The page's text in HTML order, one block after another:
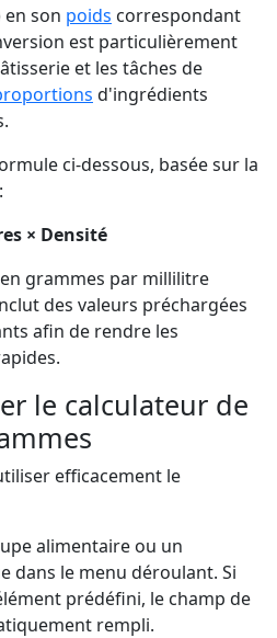
son poids correspondant
est particulièrement
et les tâches de
d'ingrédients
ci-dessous, basée sur la
× Densité
grammes par millilitre
des valeurs préchargées
afin de rendre les
le calculateur de
efficacement le
alimentaire ou un
dans le menu déroulant. Si
prédéfini, le champ de
rempli.